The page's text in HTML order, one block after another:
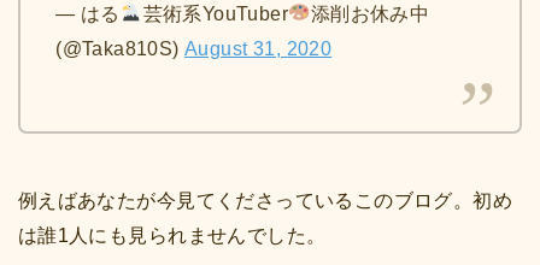
— はる 芸術系YouTuber
添削お休み中
(@Taka810S)August 31, 2020
例えばあなたが今見てくださっているこのブログ。初め
は誰1人にも見られませんでした。